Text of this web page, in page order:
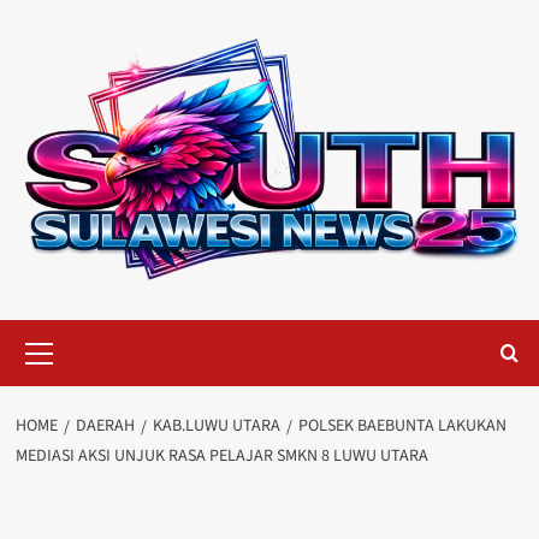
Menu
HOME DAERAH KAB.LUWU UTARA
POLSEK BAEBUNTA LAKUKAN
MEDIASI AKSI UNJUK RASA PELAJAR SMKN 8 LUWU UTARA